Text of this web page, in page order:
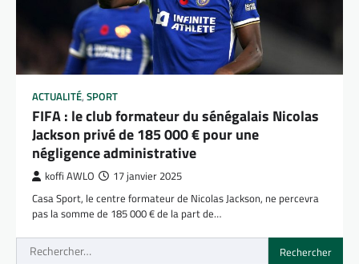
ACTUALITÉ, SPORT
FIFA : le club formateur du sénégalais Nicolas
Jackson privé de 185 000 € pour une
négligence administrative
koffi AWLO 17 janvier 2025
Casa Sport, le centre formateur de Nicolas Jackson, ne percevra
pas la somme de 185 000 € de la part de…
Rechercher :